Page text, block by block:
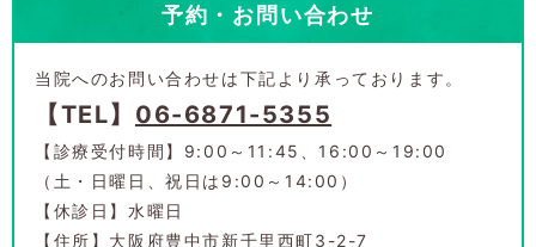
予約・お問い合わせ
当院へのお問い合わせは下記より承っております。
【TEL】 06-6871-5355
【診療受付時間】9:00～11:45、16:00～19:00
（土・日曜日、祝日は9:00～14:00）
【休診日】水曜日
【住所】大阪府豊中市新千里西町3-2-7